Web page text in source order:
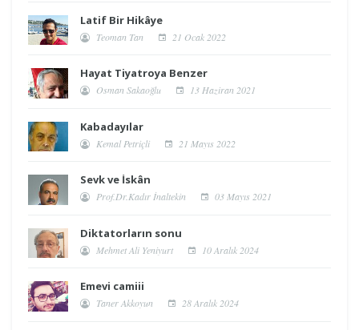
Latif Bir Hikâye
Teoman Tan 21 Ocak 2022
Hayat Tiyatroya Benzer
Osman Sakaoğlu 13 Haziran 2021
Kabadayılar
Kemal Petriçli 21 Mayıs 2022
Sevk ve İskân
Prof.Dr.Kadır İnaltekin 03 Mayıs 2021
Diktatorların sonu
Mehmet Ali Yeniyurt 10 Aralık 2024
Emevi camiii
Taner Akkoyun 28 Aralık 2024